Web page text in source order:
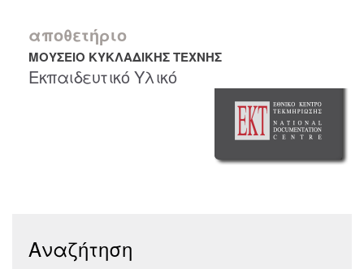
αποθετήριο
ΜΟΥΣΕΙΟ ΚΥΚΛΑΔΙΚΗΣ ΤΕΧΝΗΣ
Εκπαιδευτικό Υλικό
Αναζήτηση